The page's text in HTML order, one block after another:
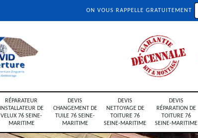
ON VOUS RAPPELLE GRATUITEMENT
RÉPARATEUR
INSTALLATEUR DE
VELUX 76 SEINE-
MARITIME
DEVIS
CHANGEMENT DE
TUILE 76 SEINE-
MARITIME
DEVIS
NETTOYAGE DE
TOITURE 76
SEINE-MARITIME
DEVIS
RÉPARATION DE
TOITURE 76
SEINE-MARITIME